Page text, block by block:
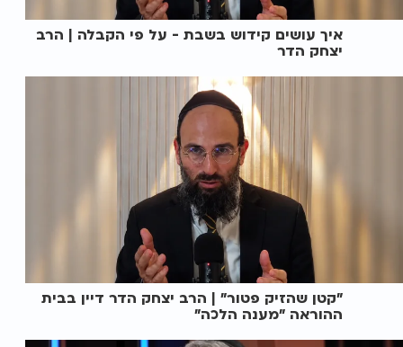
איך עושים קידוש בשבת - על פי הקבלה | הרב
יצחק הדר
"קטן שהזיק פטור" | הרב יצחק הדר דיין בבית
ההוראה "מענה הלכה"